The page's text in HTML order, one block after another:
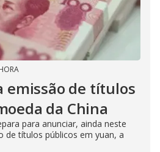
emissão de títulos
da China
para anunciar, ainda neste
de títulos públicos em yuan, a